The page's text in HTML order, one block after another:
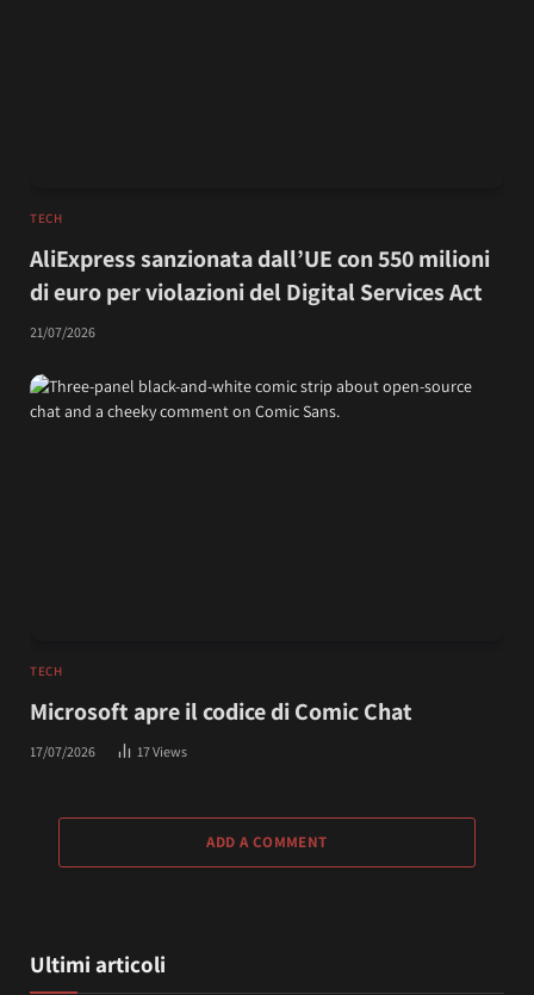
TECH
AliExpress sanzionata dall’UE con 550 milioni
di euro per violazioni del Digital Services Act
21/07/2026
TECH
Microsoft apre il codice di Comic Chat
17/07/2026 17Views
ADD A COMMENT
Ultimi articoli